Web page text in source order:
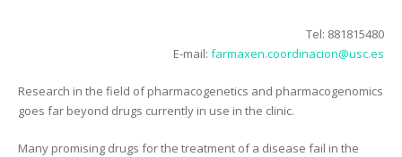
Tel: 881815480
E-mail: farmaxen.coordinacion@usc.es
Research in the field of pharmacogenetics and pharmacogenomics
goes far beyond drugs currently in use in the clinic.
Many promising drugs for the treatment of a disease fail in the